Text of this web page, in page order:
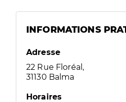
INFORMATIONS
Adresse
22 Rue Floréal,
31130 Balma
Horaires